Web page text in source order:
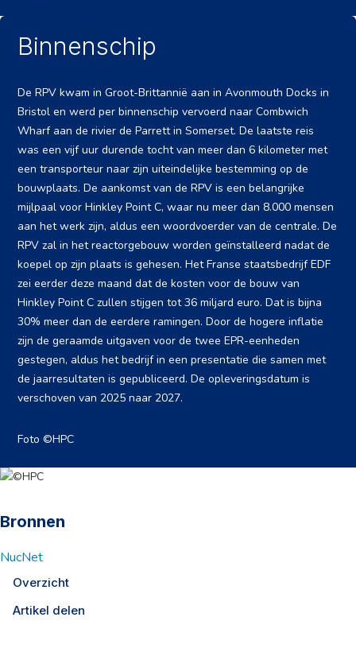
Binnenschip
De RPV kwam in Groot-Brittannië aan in Avonmouth Docks in
Bristol en werd per binnenschip vervoerd naar Combwich
Wharf aan de rivier de Parrett in Somerset. De laatste reis
was een vijf uur durende tocht van meer dan 6 kilometer met
een transporteur naar zijn uiteindelijke bestemming op de
bouwplaats. De aankomst van de RPV is een belangrijke
mijlpaal voor Hinkley Point C, waar nu meer dan 8.000 mensen
aan het werk zijn, aldus een woordvoerder van de centrale. De
RPV zal in het reactorgebouw worden geïnstalleerd nadat de
koepel op zijn plaats is gehesen. Het Franse staatsbedrijf EDF
zei eerder deze maand dat de kosten voor de bouw van
Hinkley Point C zullen stijgen tot 36 miljard euro. Dat is bijna
30% meer dan de eerdere ramingen. Door de hogere inflatie
zijn de geraamde uitgaven voor de twee EPR-eenheden
gestegen, aldus het bedrijf in een presentatie die samen met
de jaarresultaten is gepubliceerd. De opleveringsdatum is
verschoven van 2025 naar 2027.
Foto ©HPC
Bronnen
NucNet
Overzicht
Artikel delen